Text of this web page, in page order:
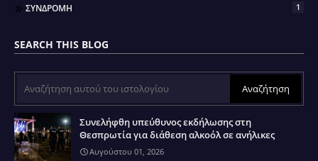
ΣΥΝΔΡΟΜΗ 1
SEARCH THIS BLOG
Συνελήφθη υπεύθυνος εκδήλωσης στη
Θεσπρωτία για διάθεση αλκοόλ σε ανήλικες
Αυγούστου 01, 2026